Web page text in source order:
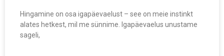
Hingamine on osa igapäevaelust – see on meie instinkt
alates hetkest, mil me sünnime. Igapäevaelus unustame
sageli,